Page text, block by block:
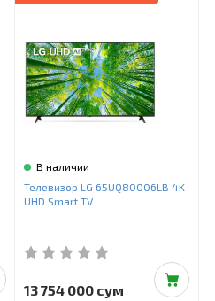
В наличии
Телевизор LG 65UQ80006LB 4K
UHD Smart TV
13 754 000 сум